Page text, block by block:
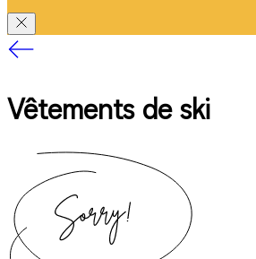
Vêtements de ski